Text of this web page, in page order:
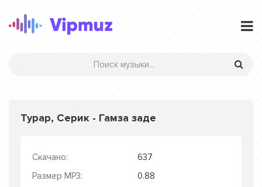
Турар, Серик - Гамза заде
Скачано:
637
Размер MP3:
0.88